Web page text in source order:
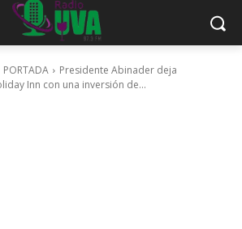
PORTADA
Presidente Abinader deja
Inn con una inversión de...